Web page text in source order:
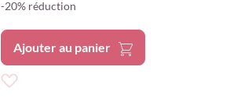
-20% réduction
Ajouter au panier